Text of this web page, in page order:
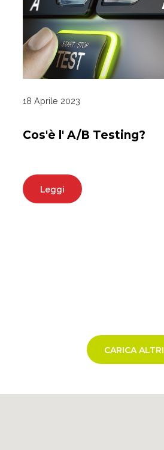
18 Aprile 2023
Cos'è l' A/B Testing?
Leggi
CARICA ALTRI